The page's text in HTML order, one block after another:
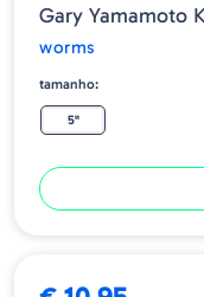
Gary Yamamoto
worms
tamanho:
5"